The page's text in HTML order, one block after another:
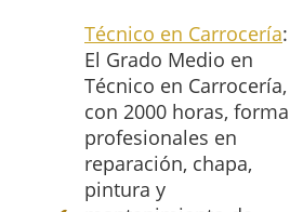
Técnico en Carrocería:
El Grado Medio en
Técnico en Carrocería,
con 2000 horas, forma
profesionales en
reparación, chapa,
pintura y